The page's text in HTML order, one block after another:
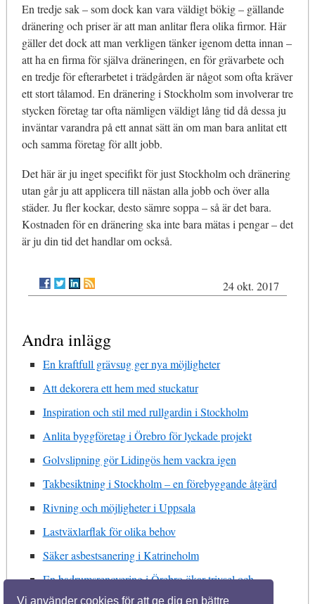
Vi använder cookies för att ge dig en bättre
En tredje sak – som dock kan vara väldigt bökig – gällande
dränering och priser är att man anlitar flera olika firmor. Här
gäller det dock att man verkligen tänker igenom detta innan –
att ha en firma för själva dräneringen, en för grävarbete och
en tredje för efterarbetet i trädgården är något som ofta kräver
ett stort tålamod. En dränering i Stockholm som involverar tre
stycken företag tar ofta nämligen väldigt lång tid då dessa ju
inväntar varandra på ett annat sätt än om man bara anlitat ett
och samma företag för allt jobb.
Det här är ju inget specifikt för just Stockholm och dränering
utan går ju att applicera till nästan alla jobb och över alla
städer. Ju fler kockar, desto sämre soppa – så är det bara.
Kostnaden för en dränering ska inte bara mätas i pengar – det
är ju din tid det handlar om också.
24 okt. 2017
Andra inlägg
En kraftfull grävsug ger nya möjligheter
Att dekorera ett hem med stuckatur
Inspiration och stil med rullgardin i Stockholm
Anlita byggföretag i Örebro för lyckade projekt
Golvslipning gör Lidingös hem vackra igen
Takbesiktning i Stockholm – en förebyggande åtgärd
Rivning och möjligheter i Uppsala
Lastväxlarflak för olika behov
Säker asbestsanering i Katrineholm
En badrumsrenovering i Örebro ökar trivsel och
fastighetens värde